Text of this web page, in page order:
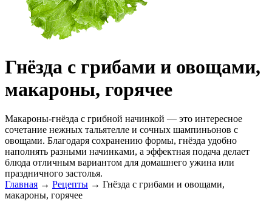
Гнёзда с грибами и овощами,
макароны, горячее
Макароны-гнёзда с грибной начинкой — это интересное
сочетание нежных тальятелле и сочных шампиньонов с
овощами. Благодаря сохранению формы, гнёзда удобно
наполнять разными начинками, а эффектная подача делает
блюда отличным вариантом для домашнего ужина или
праздничного застолья.
Главная → Рецепты → Гнёзда с грибами и овощами,
макароны, горячее